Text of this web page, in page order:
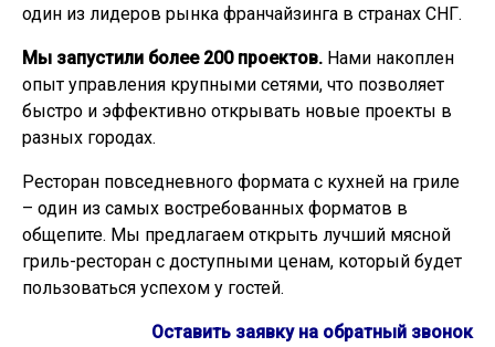
один из лидеров рынка франчайзинга в странах СНГ.
Мы запустили более 200 проектов. Нами накоплен
опыт управления крупными сетями, что позволяет
быстро и эффективно открывать новые проекты в
разных городах.
Ресторан повседневного формата с кухней на гриле
– один из самых востребованных форматов в
общепите. Мы предлагаем открыть лучший мясной
гриль-ресторан с доступными ценам, который будет
пользоваться успехом у гостей.
Оставить заявку на обратный звонок